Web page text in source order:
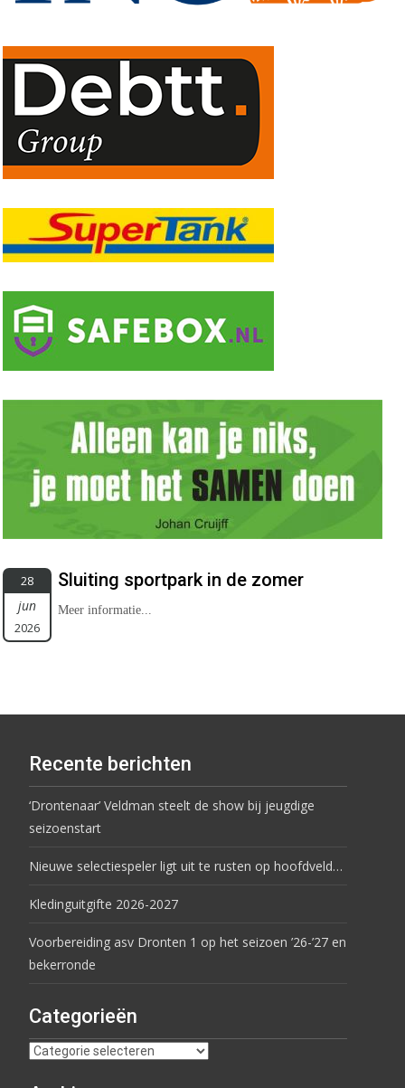
28
jun
2026
Sluiting sportpark in de zomer
Meer informatie...
Recente berichten
‘Drontenaar’ Veldman steelt de show bij jeugdige
seizoenstart
Nieuwe selectiespeler ligt uit te rusten op hoofdveld…
Kledinguitgifte 2026-2027
Voorbereiding asv Dronten 1 op het seizoen ’26-’27 en
bekerronde
Categorieën